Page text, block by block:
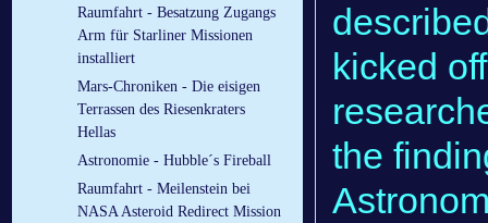
Raumfahrt - Besatzung Zugangs
Arm für Starliner Missionen
installiert
Mars-Chroniken - Die eisigen
Terrassen des Riesenkraters
Hellas
Astronomie - Hubble´s Fireball
Raumfahrt - Meilenstein bei
NASA Asteroid Redirect Mission
kicked
the